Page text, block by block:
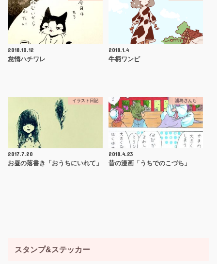
2018.10.12
怠惰ハチワレ
2018.1.4
牛柄ワンピ
イラスト日記
2017.7.20
お昼の落書き「おうちにいれて」
浦島さんち
2018.4.23
昔の漫画「うちでのこづち」
スタンプ&ステッカー